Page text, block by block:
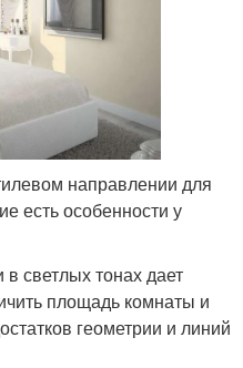
направлении для
есть особенности у
светлых тонах дает
площадь комнаты и
геометрии и линий